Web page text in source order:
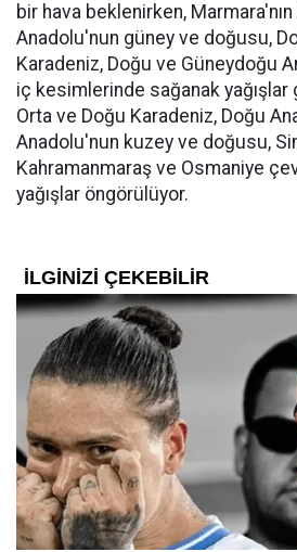
bir hava beklenirken,
Anadolu'nun güney ve doğusu,
Karadeniz, Doğu ve Güneydoğu
iç kesimlerinde sağanak
Orta ve Doğu Karadeniz, Doğu
Anadolu'nun kuzey ve doğusu,
Kahramanmaraş ve Osmaniye
yağışlar öngörülüyor.